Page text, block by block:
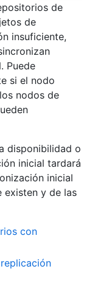
de
de
insuficiente,
Puede
si el nodo
nodos de
disponibilidad o
inicial tardará
inicial
existen y de las
con